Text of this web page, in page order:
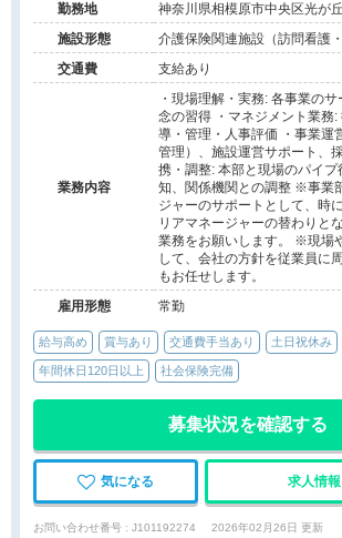
勤務地
神奈川県相模原市中央区光が
ス光が丘内
施設形態
介護保険関連施設（訪問看護・
交通費
支給あり
業務内容
・現場理解・実務: 各事業の
念の習得 ・マネジメント業務:
導・管理・人事評価 ・事業運
管理）、施設運営サポート、
携・調整: 本部と現場のパイプ
知、関係機関との調整 ※事業
ジャーのサポートとして、時
リアマネージャーの替わりと
業務をお願いします。 ※現場
して、会社の方針を従業員に
もお任せします。
雇用形態
常勤
給与高め 賞与あり 交通費手当あり 土日祝休み
年間休日120日以上 社会保険完備
募集状況を確認する
気になる 求人情
お問い合わせ番号 : J101192274 2026年02月26日 更新